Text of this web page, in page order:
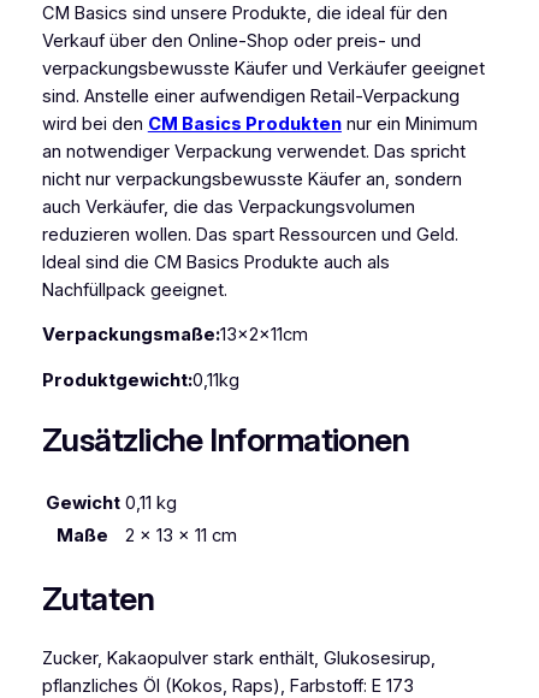
b
e
r
1
0
0
g
M
e
n
g
e
CM Basics sind unsere Produkte, die ideal für den
Verkauf über den Online-Shop oder preis- und
verpackungsbewusste Käufer und Verkäufer geeignet
sind. Anstelle einer aufwendigen Retail-Verpackung
wird bei den CM Basics Produktennur ein Minimum
an notwendiger Verpackung verwendet. Das spricht
nicht nur verpackungsbewusste Käufer an, sondern
auch Verkäufer, die das Verpackungsvolumen
reduzieren wollen. Das spart Ressourcen und Geld.
Ideal sind die CM Basics Produkte auch als
Nachfüllpack geeignet.
Verpackungsmaße:13x2x11cm
Produktgewicht:0,11kg
Zusätzliche Informationen
Gewicht 0,11 kg
Maße
2 × 13 × 11 cm
Zutaten
Zucker, Kakaopulver stark enthält, Glukosesirup,
pflanzliches Öl (Kokos, Raps), Farbstoff: E 173